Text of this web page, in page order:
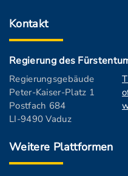
Kontakt
Regierung des
Regierungsgebäude
Peter-Kaiser-Platz 1
Postfach 684
LI-9490 Vaduz
Weitere Plattformen